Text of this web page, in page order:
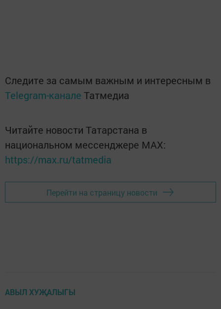
Следите за самым важным и интересным в
Telegram-канале Татмедиа
Читайте новости Татарстана в
национальном мессенджере MАХ:
https://max.ru/tatmedia
Перейти на страницу новости
АВЫЛ ХУҖАЛЫГЫ